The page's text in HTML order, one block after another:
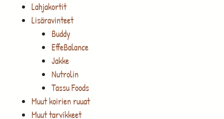
Lahjakortit
Lisäravinteet
Buddy
EffeBalance
Jakke
Nutrolin
Tassu Foods
Muut koirien ruuat
Muut tarvikkeet